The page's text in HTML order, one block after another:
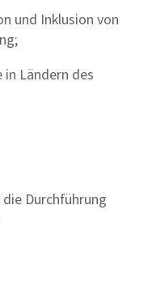
und Inklusion von
Ländern des
Durchführung